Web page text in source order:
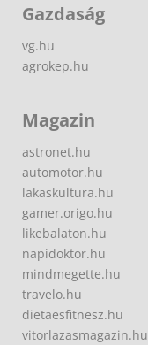
Gazdaság
vg.hu
agrokep.hu
Magazin
astronet.hu
automotor.hu
lakaskultura.hu
gamer.origo.hu
likebalaton.hu
napidoktor.hu
mindmegette.hu
travelo.hu
dietaesfitnesz.hu
vitorlazasmagazin.hu